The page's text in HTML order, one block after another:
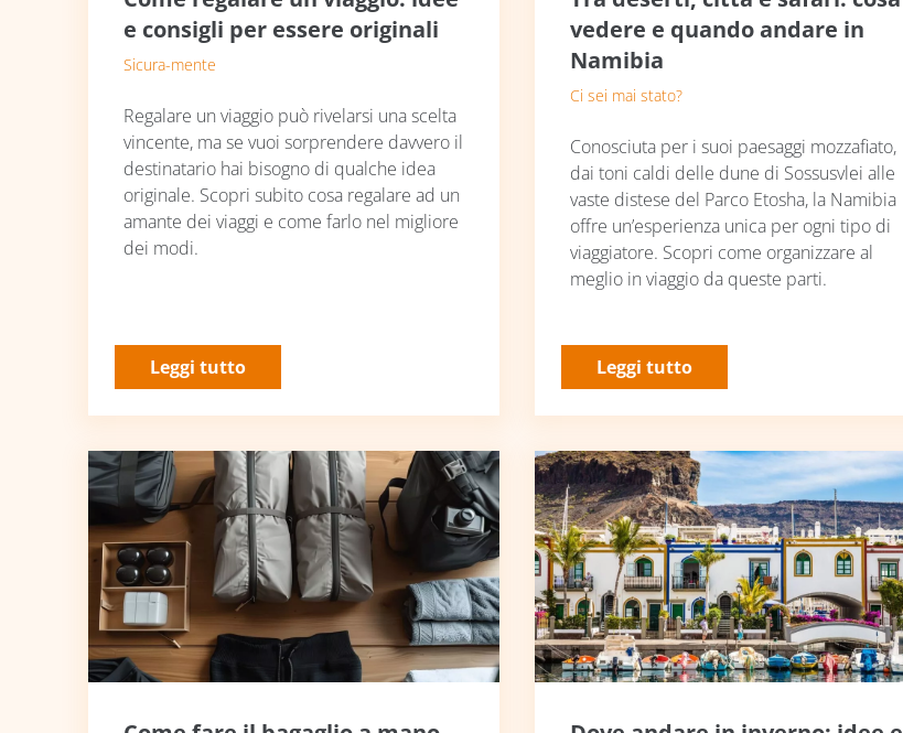
e consigli per essere originali
Sicura-mente
Regalare un viaggio può rivelarsi una scelta
vincente, ma se vuoi sorprendere davvero il
destinatario hai bisogno di qualche idea
originale. Scopri subito cosa regalare ad un
amante dei viaggi e come farlo nel migliore
dei modi.
Leggi tutto
vedere e quando andare in
Namibia
Ci sei mai stato?
Conosciuta per i suoi paesaggi mozzafiato,
dai toni caldi delle dune di Sossusvlei alle
vaste distese del Parco Etosha, la Namibia
offre un’esperienza unica per ogni tipo di
viaggiatore. Scopri come organizzare al
meglio in viaggio da queste parti.
Leggi tutto